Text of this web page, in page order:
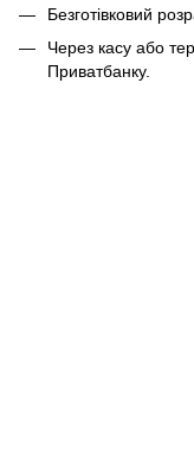
Безготівковий
Через касу або
Приватбанку.